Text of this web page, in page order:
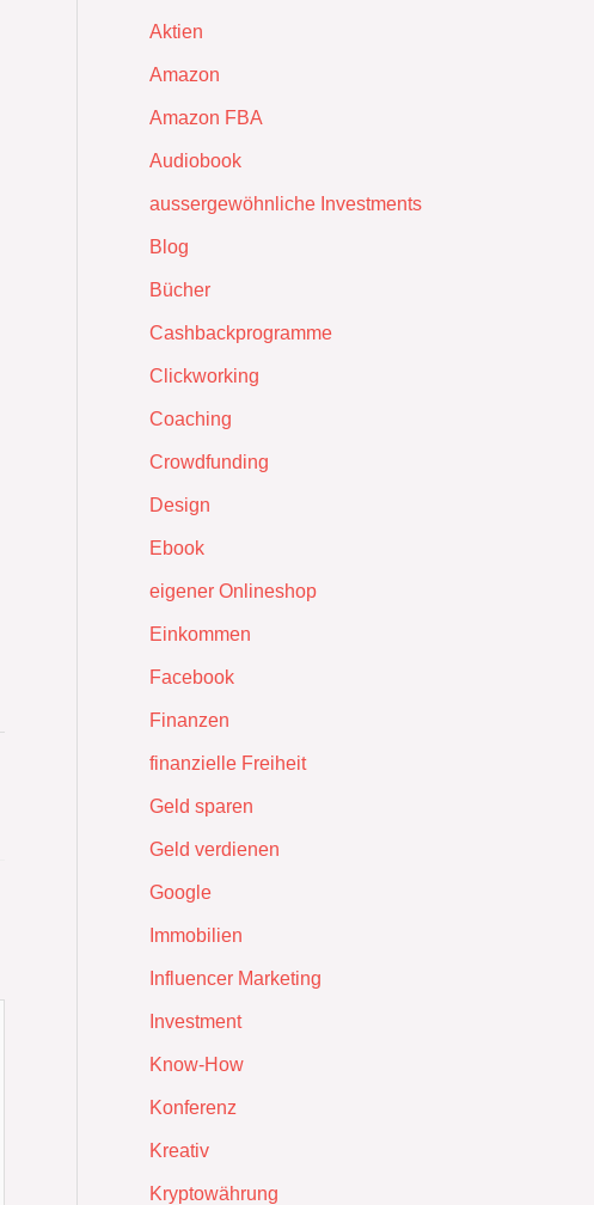
Aktien
Amazon
Amazon FBA
Audiobook
aussergewöhnliche Investments
Blog
Bücher
Cashbackprogramme
Clickworking
Coaching
Crowdfunding
Design
Ebook
eigener Onlineshop
Einkommen
Facebook
Finanzen
finanzielle Freiheit
Geld sparen
Geld verdienen
Google
Immobilien
Influencer Marketing
Investment
Know-How
Konferenz
Kreativ
Kryptowährung